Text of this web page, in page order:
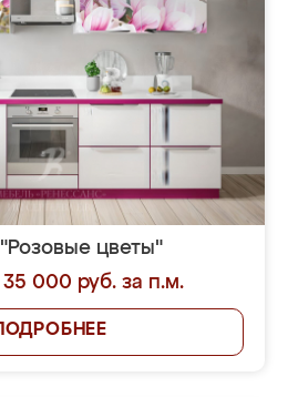
цветы"
35 000 руб. за п.м.